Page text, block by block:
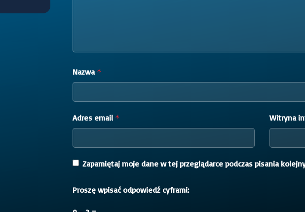
Nazwa *
Adres email * Witryna
Zapamiętaj moje dane w tej przeglądarce podczas pisania
Proszę wpisać odpowiedź cyframi: